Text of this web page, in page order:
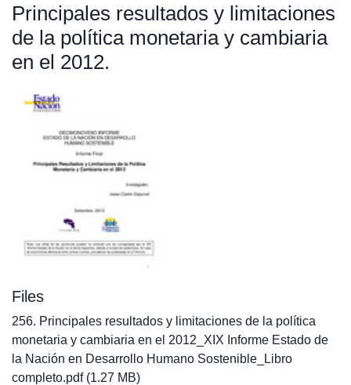
Principales resultados y limitaciones
de la política monetaria y cambiaria
en el 2012.
Files
256. Principales resultados y limitaciones de la política
monetaria y cambiaria en el 2012_XIX Informe Estado de
la Nación en Desarrollo Humano Sostenible_Libro
completo.pdf(1.27 MB)